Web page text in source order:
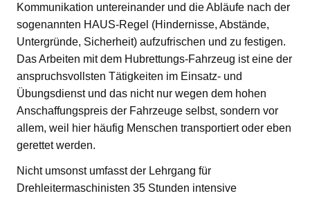
Kommunikation untereinander und die Abläufe nach der
sogenannten HAUS-Regel (Hindernisse, Abstände,
Untergründe, Sicherheit) aufzufrischen und zu festigen.
Das Arbeiten mit dem Hubrettungs-Fahrzeug ist eine der
anspruchsvollsten Tätigkeiten im Einsatz- und
Übungsdienst und das nicht nur wegen dem hohen
Anschaffungspreis der Fahrzeuge selbst, sondern vor
allem, weil hier häufig Menschen transportiert oder eben
gerettet werden.
Nicht umsonst umfasst der Lehrgang für
Drehleitermaschinisten 35 Stunden intensive